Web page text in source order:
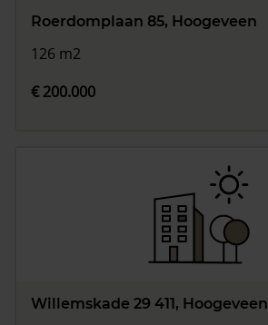
Roerdomplaan 85, Hoogeveen
126 m2
€ 200.000
Willemskade 29 411, Hoogeveen